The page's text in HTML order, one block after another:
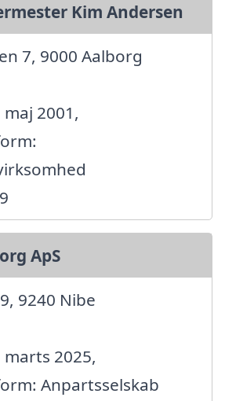
Kim Andersen
7, 9000 Aalborg
2001,
ApS
9240 Nibe
2025,
Anpartsselskab